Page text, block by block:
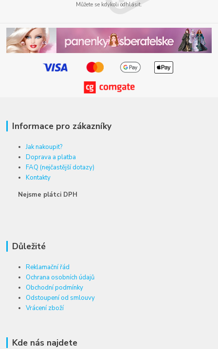
Můžete se kdykoli odhlásit.
Informace pro zákazníky
Jak nakoupit?
Doprava a platba
FAQ (nejčastější dotazy)
Kontakty
Nejsme plátci DPH
Důležité
Reklamační řád
Ochrana osobních údajů
Obchodní podmínky
Odstoupení od smlouvy
Vrácení zboží
Kde nás najdete